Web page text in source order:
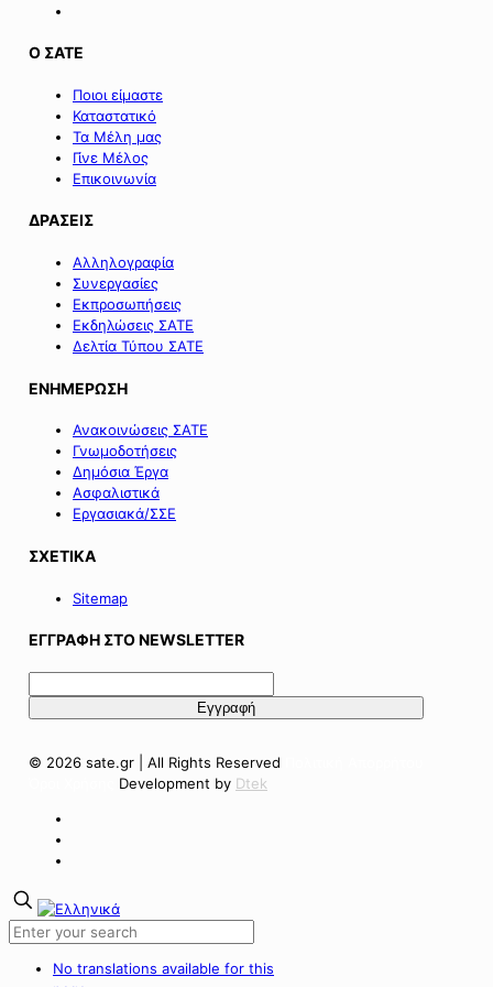
Ο ΣΑΤΕ
Ποιοι είμαστε
Καταστατικό
Τα Μέλη μας
Γίνε Μέλος
Επικοινωνία
ΔΡΑΣΕΙΣ
Αλληλογραφία
Συνεργασίες
Εκπροσωπήσεις
Εκδηλώσεις ΣΑΤΕ
Δελτία Τύπου ΣΑΤΕ
ΕΝΗΜΕΡΩΣΗ
Ανακοινώσεις ΣΑΤΕ
Γνωμοδοτήσεις
Δημόσια Έργα
Ασφαλιστικά
Εργασιακά/ΣΣΕ
ΣΧΕΤΙΚΑ
Sitemap
ΕΓΓΡΑΦΗ ΣΤΟ NEWSLETTER
© 2026 sate.gr | All Rights Reserved
Development by Dtek
No translations available for this